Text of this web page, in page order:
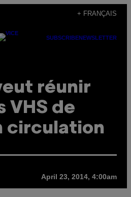
+ FRANÇAIS
SUBSCRIBENEWSLETTER
réunir
VHS de
circulation
April 23, 2014, 4:00am